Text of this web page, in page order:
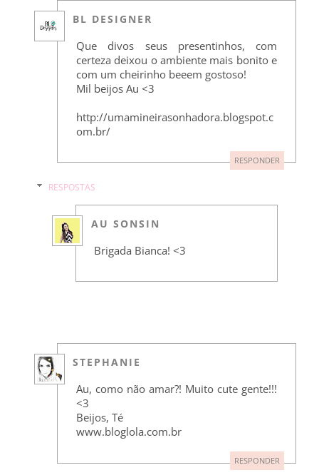
BL DESIGNER
Que divos seus presentinhos, com
certeza deixou o ambiente mais bonito e
com um cheirinho beeem gostoso!
Mil beijos Au <3
http://umamineirasonhadora.blogspot.c
om.br/
RESPONDER
RESPOSTAS
AU SONSIN
Brigada Bianca! <3
STEPHANIE
Au, como não amar?! Muito cute gente!!!
<3
Beijos, Té
www.bloglola.com.br
RESPONDER